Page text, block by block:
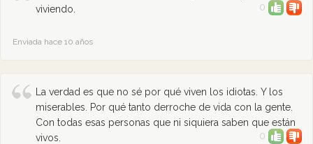
viviendo.
0
Enviada hace 10 años
La verdad es que no sé por qué viven los idiotas. Y los
miserables. Por qué tanto derroche de vida con la gente.
Con todas esas personas que ni siquiera saben que están
vivos.
0